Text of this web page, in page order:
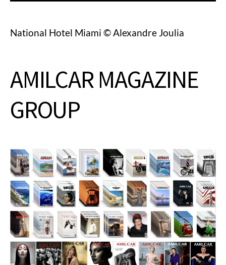
National Hotel Miami © Alexandre Joulia
AMILCAR MAGAZINE
GROUP